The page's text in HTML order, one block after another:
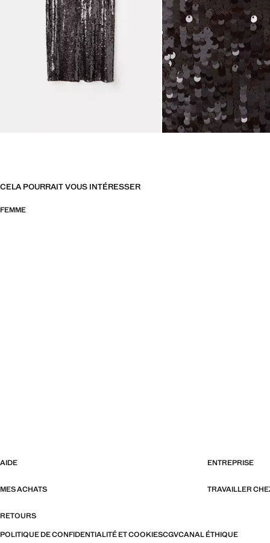
CELA POURRAIT VOUS INTÉRESSER
FEMME
AIDE ENTREPRISE
MES ACHATS TRAVAILLER
RETOURS
POLITIQUE DE CONFIDENTIALITÉ ET COOKIESCGVCANAL ÉTHIQUE